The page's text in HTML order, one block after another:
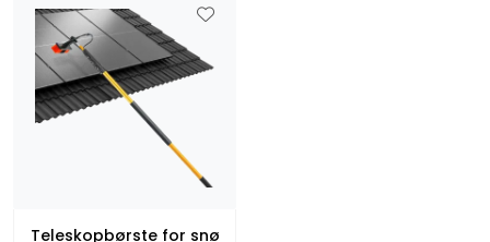
Teleskopbørste for snø